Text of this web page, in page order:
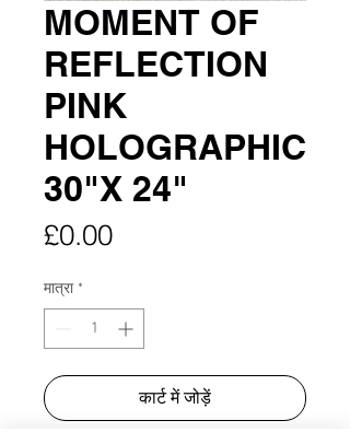
MOMENT OF
REFLECTION
PINK
HOLOGRAPHIC
30"X 24"
£0.00मूल्य
मात्रा *
कार्ट में जोड़ें